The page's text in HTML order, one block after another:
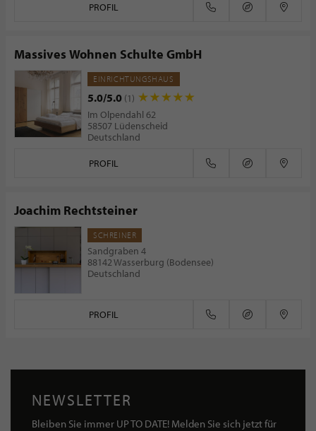
PROFIL
Massives Wohnen Schulte GmbH
EINRICHTUNGSHAUS
5.0/5.0 (1)
Im Olpendahl 62
58507 Lüdenscheid
Deutschland
PROFIL
Joachim Rechtsteiner
SCHREINER
Sandgraben 4
88142 Wasserburg (Bodensee)
Deutschland
PROFIL
NEWSLETTER
Bleiben Sie immer UP TO DATE! Melden Sie sich jetzt für